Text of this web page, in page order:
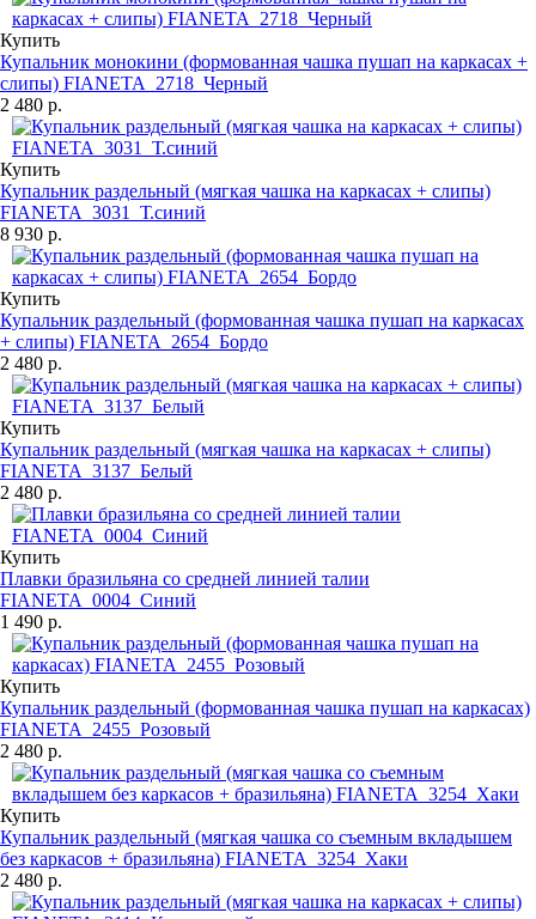
Купить
Купальник монокини (формованная чашка пушап на каркасах +
слипы) FIANETA_2718_Черный
2 480 р.
Купить
Купальник раздельный (мягкая чашка на каркасах + слипы)
FIANETA_3031_Т.синий
8 930 р.
Купить
Купальник раздельный (формованная чашка пушап на каркасах
+ слипы) FIANETA_2654_Бордо
2 480 р.
Купить
Купальник раздельный (мягкая чашка на каркасах + слипы)
FIANETA_3137_Белый
2 480 р.
Купить
Плавки бразильяна со средней линией талии
FIANETA_0004_Синий
1 490 р.
Купить
Купальник раздельный (формованная чашка пушап на каркасах)
FIANETA_2455_Розовый
2 480 р.
Купить
Купальник раздельный (мягкая чашка со съемным вкладышем
без каркасов + бразильяна) FIANETA_3254_Хаки
2 480 р.